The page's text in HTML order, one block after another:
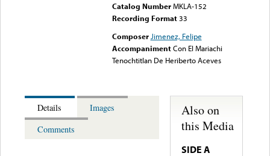
Catalog Number MKLA-152
Recording Format33
Composer Jimenez, Felipe
Accompaniment Con El Mariachi
Tenochtitlan De Heriberto Aceves
Details
Images
Comments
Also on
this Media
SIDE A